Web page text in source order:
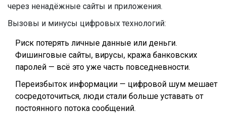
через ненадёжные сайты и приложения.
Вызовы и минусы цифровых технологий:
Риск потерять личные данные или деньги.
Фишинговые сайты, вирусы, кража банковских
паролей — всё это уже часть повседневности.
Переизбыток информации — цифровой шум мешает
сосредоточиться, люди стали больше уставать от
постоянного потока сообщений.